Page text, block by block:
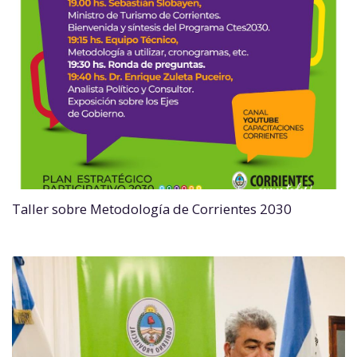
Taller sobre Metodología de Corrientes 2030